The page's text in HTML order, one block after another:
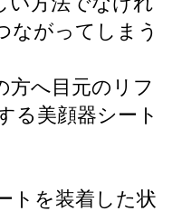
ながってしまう
方へ目元のリフ
る美顔器シート
トを装着した状